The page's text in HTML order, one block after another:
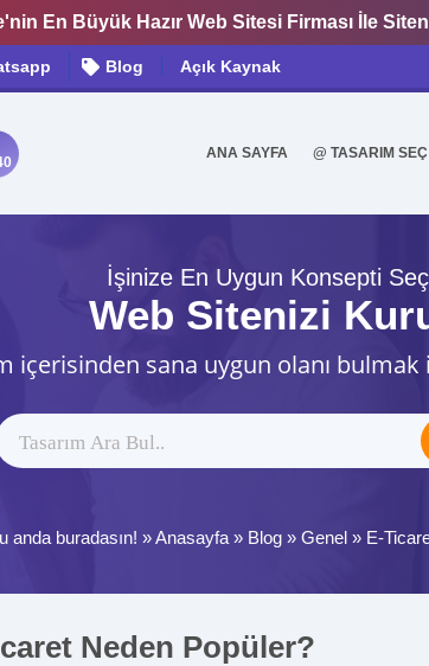
En Büyük Hazır Web Sitesi Firması İle
Blog Açık Kaynak
ANA SAYFA @ TASARIM SEÇ
İşinize En Uygun Konsepti
Web Sitenizi
içerisinden sana uygun olanı
anda buradasın! »Anasayfa » Blog » Genel » E-
Neden Popüler?